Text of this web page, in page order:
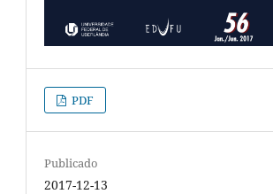
PDF
Publicado
2017-12-13